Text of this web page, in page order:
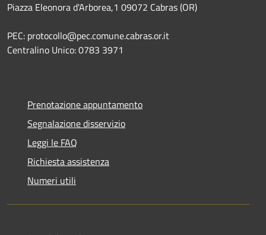
Piazza Eleonora d'Arborea,1 09072 Cabras (OR)
PEC: protocollo@pec.comune.cabras.or.it
Centralino Unico: 0783 3971
Prenotazione appuntamento
Segnalazione disservizio
Leggi le FAQ
Richiesta assistenza
Numeri utili